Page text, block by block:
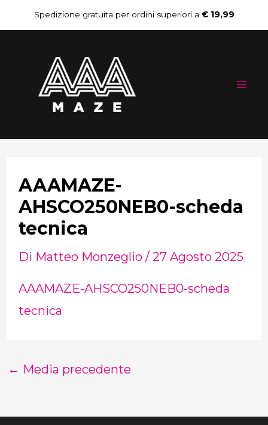
al
contenuto
Spedizione gratuita per ordini superiori a € 19,99
AAAMAZE-
AHSCO250NEB0-scheda
tecnica
Di Matteo Monzeglio / 27 Agosto 2025
AAAMAZE-AHSCO250NEB0-scheda
tecnica
Navigazione
articoli
← Media precedente